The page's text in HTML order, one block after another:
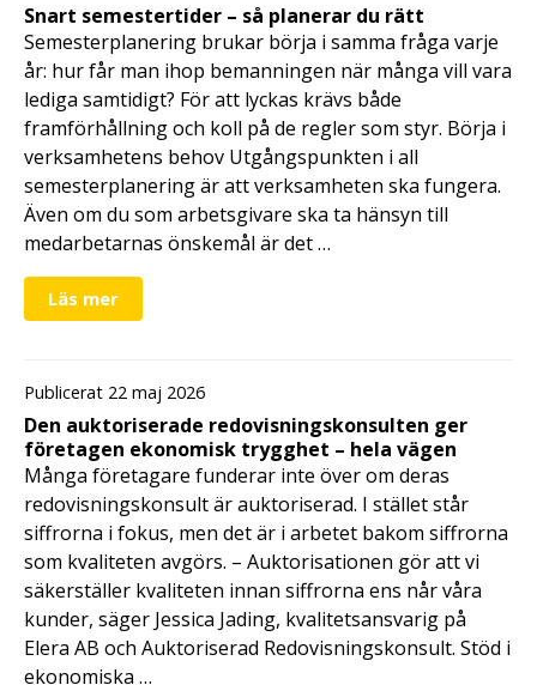
Snart semestertider – så planerar du rätt
Semesterplanering brukar börja i samma fråga varje
år: hur får man ihop bemanningen när många vill vara
lediga samtidigt? För att lyckas krävs både
framförhållning och koll på de regler som styr. Börja i
verksamhetens behov Utgångspunkten i all
semesterplanering är att verksamheten ska fungera.
Även om du som arbetsgivare ska ta hänsyn till
medarbetarnas önskemål är det …
Läs mer
Publicerat 22 maj 2026
Den auktoriserade redovisningskonsulten ger
företagen ekonomisk trygghet – hela vägen
Många företagare funderar inte över om deras
redovisningskonsult är auktoriserad. I stället står
siffrorna i fokus, men det är i arbetet bakom siffrorna
som kvaliteten avgörs. – Auktorisationen gör att vi
säkerställer kvaliteten innan siffrorna ens når våra
kunder, säger Jessica Jading, kvalitetsansvarig på
Elera AB och Auktoriserad Redovisningskonsult. Stöd i
ekonomiska …